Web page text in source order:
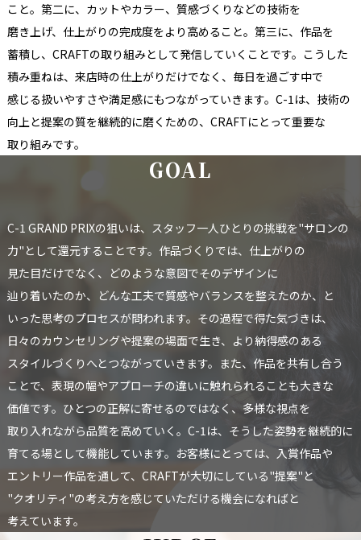
こと。 第二に、 カットやカラー、 質感づくりなどの技術を
磨き上げ、 仕上がりの完成度をより 高める こと。 第三に、 作品を
蓄積し、 CRAFTの取り組みと して発信していく ことです。 こうした
積み重ねは、 来店時の仕上がりだけでなく、 毎日を過ごす中で
感じる扱いやすさや満足感にもつながっていきます。 C-1は、 技術の
向上と提案の質を継続的に磨く ための、 CRAFTにとって重要な
取り組みです。
GOAL
C-1 GRAND PRIXの狙いは、 スタッフ一人ひとりの挑戦を"サロンの
力"と して還元する ことです。 作品づくりでは、 仕上がりの
見た目だけでなく、 どのような意図でそのデザインに
辿り着いたのか、 どんな工夫で質感やバランスを整えたのか、と
いった思考のプロセスが問われます。 その過程で得た気づきは、
日々のカウンセリングや提案の場面で生き、 より納得感の ある
スタイルづくりへとつながっていきます。 また、 作品を共有し合う
ことで、 表現の幅やアプローチの違いに触れられる ことも大きな
価値です。 ひとつの正解に寄せるのではなく、 多様な視点を
取り入れながら品質を高めていく。 C-1は、 そうした姿勢を継続的に
育てる場と して機能しています。 お客様にとっては、 入賞作品や
エントリー作品を通して、 CRAFTが大切に している"提案"と
"クオリティ"の考え方を感じていただける機会になればと
考えています。